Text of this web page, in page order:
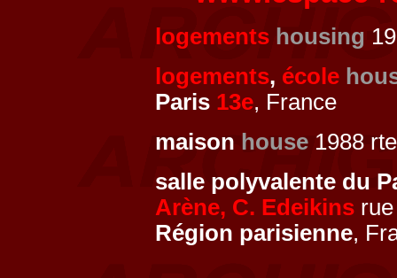
logements housing
logements, école
Paris 13e, France
maison house 1988
salle polyvalente du
Arène, C. Edeikins
Région parisienne,